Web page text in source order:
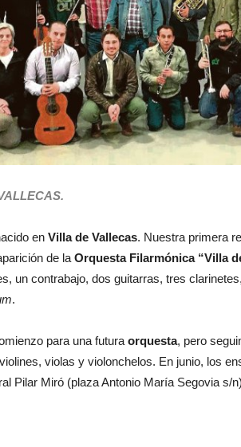
en Villa de Vallecas. Nuestra primera
de la Orquesta Filarmónica “Villa
un contrabajo, dos guitarras, tres
.
para una futura orquesta, pero
violas y violonchelos. En junio, los
Pilar Miró (plaza Antonio María Segovia s/